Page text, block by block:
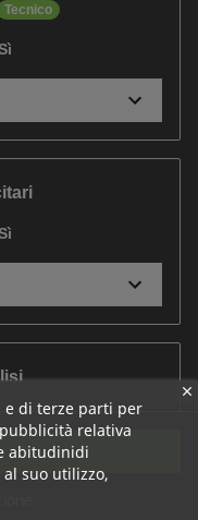
e di terze parti per
relativa
abitudinidi
suo utilizzo,
Tecnico